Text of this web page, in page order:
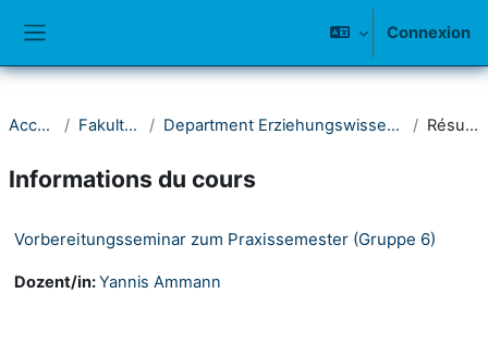
Connexion
Accueil Fakultät II Department Erziehungswissenschaft Résumé
Informations du cours
Vorbereitungsseminar zum Praxissemester (Gruppe 6)
Dozent/in:Yannis Ammann